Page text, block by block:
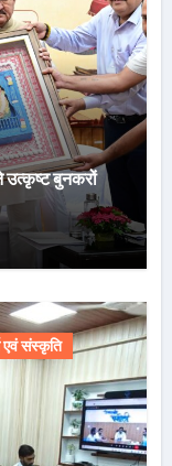
उत्कृष्ट बुनकरों
एवं संस्कृति